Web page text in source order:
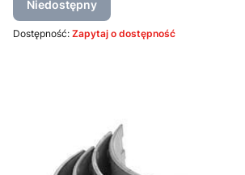
Niedostępny
Dostępność: Zapytaj o dostępność